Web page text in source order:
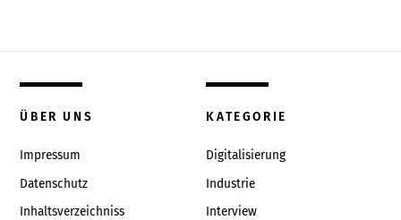
ÜBER UNS
Impressum
Datenschutz
Inhaltsverzeichniss
KATEGORIE
Digitalisierung
Industrie
Interview